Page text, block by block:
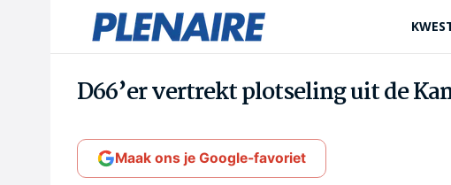
D66’er vertrekt plotseling uit de
Maak ons je Google-favoriet